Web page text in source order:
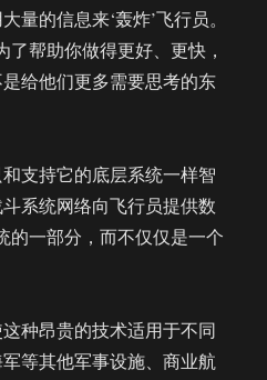
量的信息来‘轰炸’飞行员。
帮助你做得更好、更快，
给他们更多需要思考的东
支持它的底层系统一样智
系统网络向飞行员提供数
的一部分，而不仅仅是一个
种昂贵的技术适用于不同
等其他军事设施、商业航